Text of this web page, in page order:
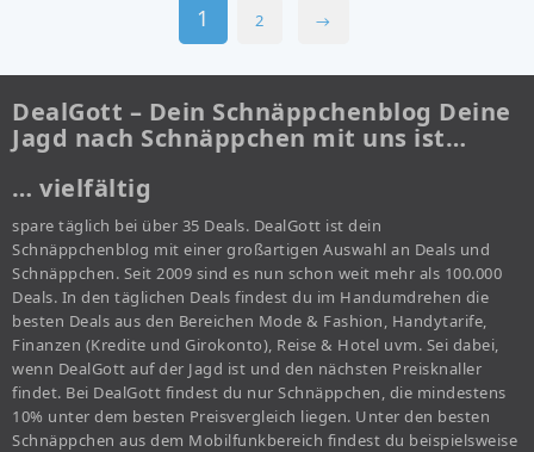
1 2 →
DealGott – Dein Schnäppchenblog Deine
Jagd nach Schnäppchen mit uns ist…
… vielfältig
spare täglich bei über 35 Deals. DealGott ist dein
Schnäppchenblog mit einer großartigen Auswahl an Deals und
Schnäppchen. Seit 2009 sind es nun schon weit mehr als 100.000
Deals. In den täglichen Deals findest du im Handumdrehen die
besten Deals aus den Bereichen Mode & Fashion, Handytarife,
Finanzen (Kredite und Girokonto), Reise & Hotel uvm. Sei dabei,
wenn DealGott auf der Jagd ist und den nächsten Preisknaller
findet. Bei DealGott findest du nur Schnäppchen, die mindestens
10% unter dem besten Preisvergleich liegen. Unter den besten
Schnäppchen aus dem Mobilfunkbereich findest du beispielsweise